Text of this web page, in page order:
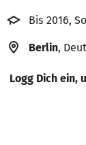
Bis 2016,
Berlin,
Logg Dich ein,